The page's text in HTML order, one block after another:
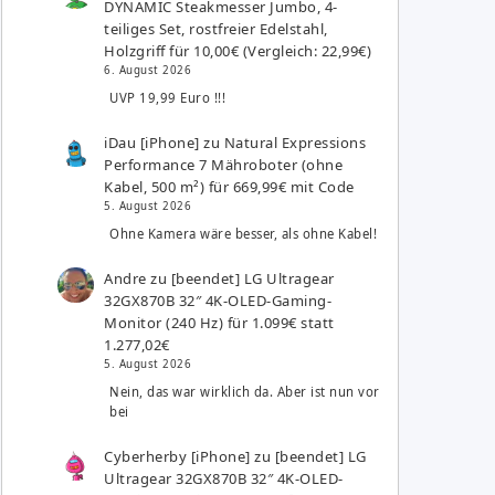
DYNAMIC Steakmesser Jumbo, 4-
teiliges Set, rostfreier Edelstahl,
Holzgriff für 10,00€ (Vergleich: 22,99€)
6. August 2026
UVP 19,99 Euro !!!
iDau [iPhone] zu Natural Expressions
Performance 7 Mähroboter (ohne
Kabel, 500 m²) für 669,99€ mit Code
5. August 2026
Ohne Kamera wäre besser, als ohne Kabel!
Andre zu [beendet] LG Ultragear
32GX870B 32″ 4K-OLED-Gaming-
Monitor (240 Hz) für 1.099€ statt
1.277,02€
5. August 2026
Nein, das war wirklich da. Aber ist nun vor
bei
Cyberherby [iPhone] zu [beendet] LG
Ultragear 32GX870B 32″ 4K-OLED-